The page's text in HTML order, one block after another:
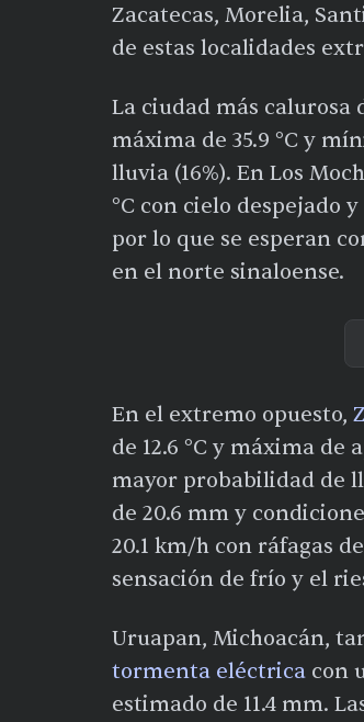
Zacatecas, Morelia,
de estas localidades
La ciudad más calurosa
máxima de 35.9 °C y
lluvia (16%). En Los
°C con cielo despejado
por lo que se esperan
en el norte sinaloense.
En el extremo opuesto,
de 12.6 °C y máxima de
mayor probabilidad de
de 20.6 mm y
20.1 km/h con ráfagas
sensación de frío y el
Uruapan, Michoacán,
tormenta eléctrica con
estimado de 11.4 mm.